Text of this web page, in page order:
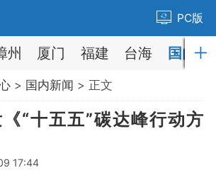
PC版
州 厦门 福建 台海 国内
> 国内新闻 > 正文
“十五五”碳达峰行动方
17:44